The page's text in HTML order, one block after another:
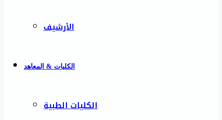
الأرشيف
الكليات & المعاهد
الكليات الطبية